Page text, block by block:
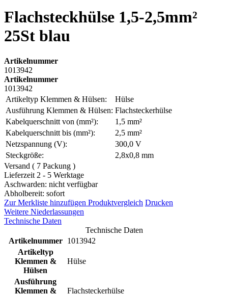
Flachsteckhülse 1,5-2,5mm²
25St blau
Artikelnummer
1013942
Artikelnummer
1013942
Artikeltyp Klemmen & Hülsen:
Hülse
Ausführung Klemmen & Hülsen: Flachsteckerhülse
Kabelquerschnitt von (mm²):
1,5 mm²
Kabelquerschnitt bis (mm²):
2,5 mm²
Netzspannung (V):
300,0 V
Steckgröße:
2,8x0,8 mm
Versand ( 7 Packung )
Lieferzeit 2 - 5 Werktage
Aschwarden: nicht verfügbar
Abholbereit: sofort
Zur Merkliste hinzufügen Produktvergleich Drucken
Weitere Niederlassungen
Technische Daten
Technische Daten
Artikelnummer
1013942
Artikeltyp
Klemmen &
Hülsen
Hülse
Ausführung
Klemmen &
Flachsteckerhülse